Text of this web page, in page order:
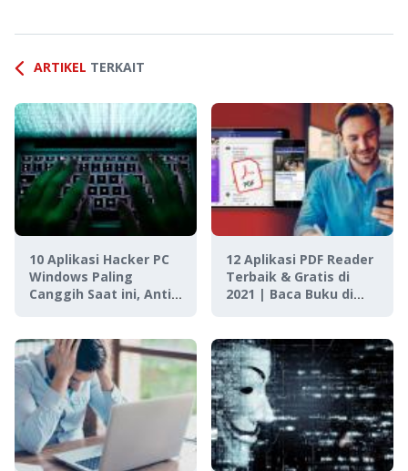
ARTIKEL TERKAIT
10 Aplikasi Hacker PC
Windows Paling
Canggih Saat ini, Anti
12 Aplikasi PDF Reader
Terbaik & Gratis di
2021 | Baca Buku di